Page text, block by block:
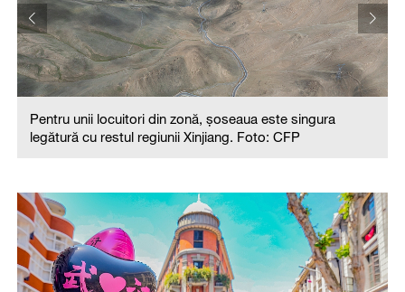
Pentru unii locuitori din zonă, șoseaua este singura
legătură cu restul regiunii Xinjiang. Foto: CFP